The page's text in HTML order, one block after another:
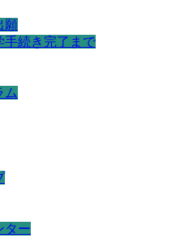
願
手続き完了まで
ム
ター